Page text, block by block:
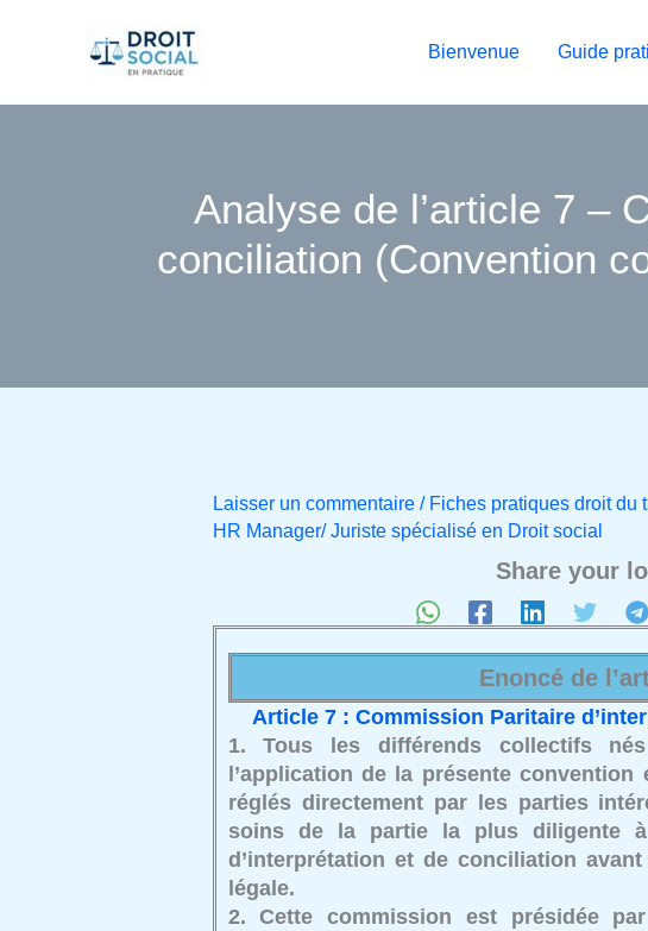
Bienvenue Guide
Analyse de l’article 7 –
conciliation (Convention
Laisser un commentaire / Fiches pratiques droit du
HR Manager/ Juriste spécialisé en Droit social
Share your
Enoncé de
Article 7 : Commission Paritaire
1. Tous les différends collectifs
l’application de la présente convention
réglés directement par les parties
soins de la partie la plus diligente à
d’interprétation et de conciliation
légale.
2. Cette commission est présidée